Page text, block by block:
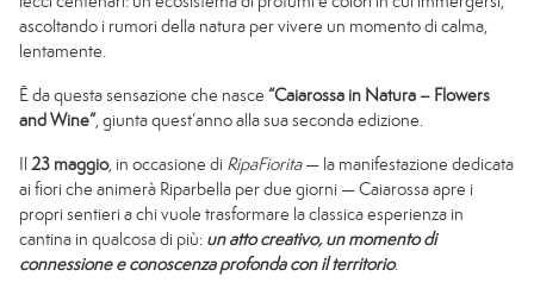
Magazine
Contatti
ascoltando i rumori della natura per vivere un momento di calma,
lentamente.
È da questa sensazione che nasce “Caiarossa in Natura – Flowers
and Wine”, giunta quest’anno alla sua seconda edizione.
Il 23 maggio, in occasione di RipaFiorita— la manifestazione dedicata
ai fiori che animerà Riparbella per due giorni — Caiarossa apre i
propri sentieri a chi vuole trasformare la classica esperienza in
cantina in qualcosa di più: un atto creativo, un momento di
connessione e conoscenza profonda con il territorio.